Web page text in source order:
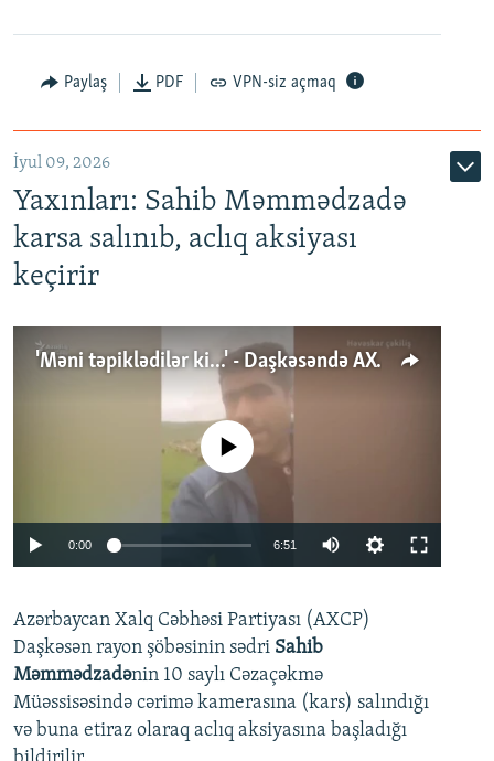
Paylaş PDF VPN-siz açmaq
İyul 09, 2026
Yaxınları: Sahib Məmmədzadə
karsa salınıb, aclıq aksiyası
keçirir
'Məni təpiklədilər ki...' - Daşkəsəndə AXCP fəalının yaxınları onun həbsinə etiraz edirlər
Auto 240p 360p
720p 1080p
No media source currently available
0:00 6:51
360p
720p
1080p
Azərbaycan Xalq Cəbhəsi Partiyası (AXCP)
Daşkəsən rayon şöbəsinin sədri Sahib
Məmmədzadənin 10 saylı Cəzaçəkmə
Müəssisəsində cərimə kamerasına (kars) salındığı
və buna etiraz olaraq aclıq aksiyasına başladığı